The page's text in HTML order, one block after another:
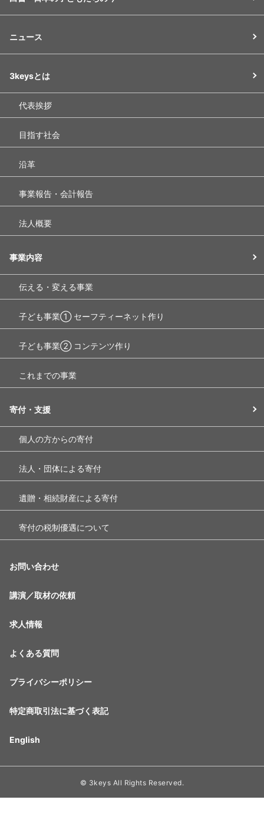
ニュース
3keysとは
代表挨拶
目指す社会
沿革
事業報告・会計報告
法人概要
事業内容
伝える・変える事業
子ども事業① セーフティーネット作り
子ども事業② コンテンツ作り
これまでの事業
寄付・支援
個人の方からの寄付
法人・団体による寄付
遺贈・相続財産による寄付
寄付の税制優遇について
お問い合わせ
講演／取材の依頼
求人情報
よくある質問
プライバシーポリシー
特定商取引法に基づく表記
English
© 3keys All Rights Reserved.